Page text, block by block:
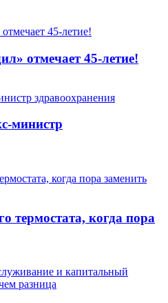
отмечает 45-летие!
министр
термостата, когда пора